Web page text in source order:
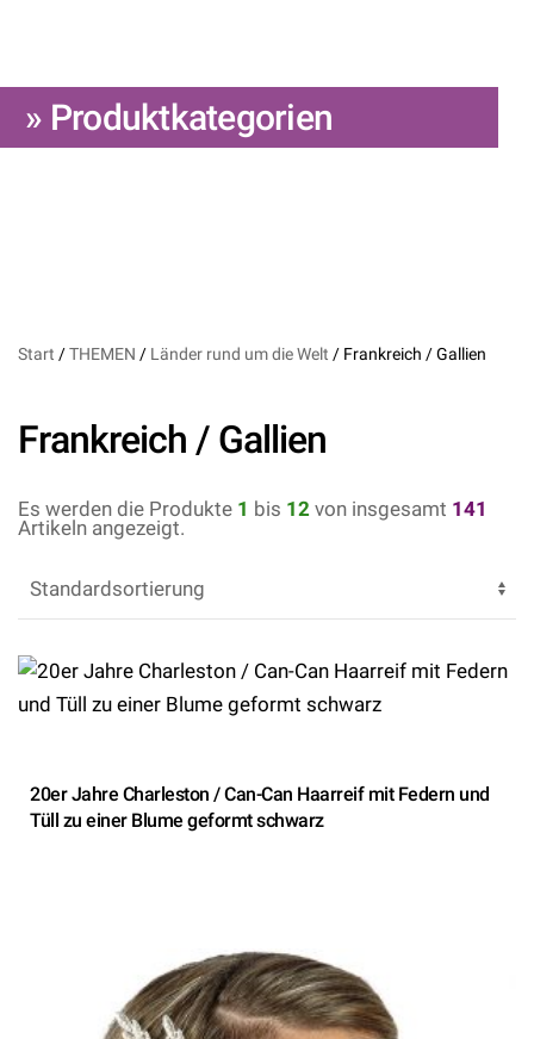
» Produktkategorien
Start /THEMEN / Länder rund um die Welt / Frankreich / Gallien
Frankreich / Gallien
Es werden die Produkte 1 bis 12 von insgesamt 141
Artikeln angezeigt.
20er Jahre Charleston / Can-Can Haarreif mit Federn und
Tüll zu einer Blume geformt schwarz